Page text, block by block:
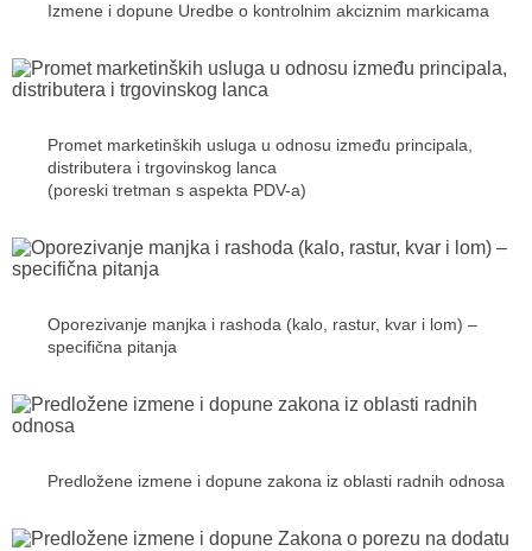
Izmene i dopune Uredbe o kontrolnim akciznim markicama
Promet marketinških usluga u odnosu između principala,
distributera i trgovinskog lanca
(poreski tretman s aspekta PDV-a)
Oporezivanje manjka i rashoda (kalo, rastur, kvar i lom) –
specifična pitanja
Predložene izmene i dopune zakona iz oblasti radnih odnosa